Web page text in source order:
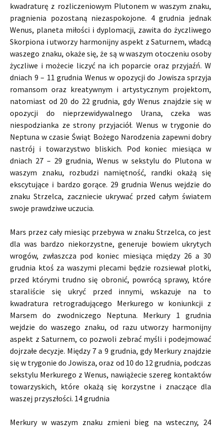
kwadraturę z rozliczeniowym Plutonem w waszym znaku,
pragnienia pozostaną niezaspokojone. 4 grudnia jednak
Wenus, planeta miłości i dyplomacji, zawita do życzliwego
Skorpiona i utworzy harmonijny aspekt z Saturnem, władcą
waszego znaku, okaże się, że są w waszym otoczeniu osoby
życzliwe i możecie liczyć na ich poparcie oraz przyjaźń. W
dniach 9 – 11 grudnia Wenus w opozycji do Jowisza sprzyja
romansom oraz kreatywnym i artystycznym projektom,
natomiast od 20 do 22 grudnia, gdy Wenus znajdzie się w
opozycji do nieprzewidywalnego Urana, czeka was
niespodzianka ze strony przyjaciół. Wenus w trygonie do
Neptuna w czasie Świąt Bożego Narodzenia zapewni dobry
nastrój i towarzystwo bliskich. Pod koniec miesiąca w
dniach 27 – 29 grudnia, Wenus w sekstylu do Plutona w
waszym znaku, rozbudzi namiętność, randki okażą się
ekscytujące i bardzo gorące. 29 grudnia Wenus wejdzie do
znaku Strzelca, zaczniecie ukrywać przed całym światem
swoje prawdziwe uczucia.
Mars przez cały miesiąc przebywa w znaku Strzelca, co jest
dla was bardzo niekorzystne, generuje bowiem ukrytych
wrogów, zwłaszcza pod koniec miesiąca między 26 a 30
grudnia ktoś za waszymi plecami będzie rozsiewał plotki,
przed którymi trudno się obronić, powrócą sprawy, które
staraliście się ukryć przed innymi, wskazuje na to
kwadratura retrogradującego Merkurego w koniunkcji z
Marsem do zwodniczego Neptuna. Merkury 1 grudnia
wejdzie do waszego znaku, od razu utworzy harmonijny
aspekt z Saturnem, co pozwoli zebrać myśli i podejmować
dojrzałe decyzje. Między 7 a 9 grudnia, gdy Merkury znajdzie
się w trygonie do Jowisza, oraz od 10 do 12 grudnia, podczas
sekstylu Merkurego z Wenus, nawiążecie szereg kontaktów
towarzyskich, które okażą się korzystne i znaczące dla
waszej przyszłości. 14 grudnia
Merkury w waszym znaku zmieni bieg na wsteczny, 24